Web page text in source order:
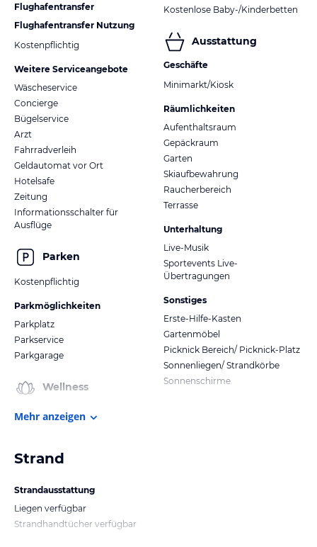
Flughafentransfer
Flughafentransfer Nutzung
Kostenpflichtig
Weitere Serviceangebote
Wäscheservice
Concierge
Bügelservice
Arzt
Fahrradverleih
Geldautomat vor Ort
Hotelsafe
Zeitung
Informationsschalter für
Ausflüge
Parken
Kostenpflichtig
Parkmöglichkeiten
Parkplatz
Parkservice
Parkgarage
Wellness
Kostenlose Baby-/Kinderbetten
Ausstattung
Geschäfte
Minimarkt/Kiosk
Räumlichkeiten
Aufenthaltsraum
Gepäckraum
Garten
Skiaufbewahrung
Raucherbereich
Terrasse
Unterhaltung
Live-Musik
Sportevents Live-
Übertragungen
Sonstiges
Erste-Hilfe-Kasten
Gartenmöbel
Picknick Bereich/ Picknick-Platz
Sonnenliegen/ Strandkörbe
Sonnenschirme
Mehr anzeigen
Strand
Strandausstattung
Liegen verfügbar
Strandhandtücher verfügbar